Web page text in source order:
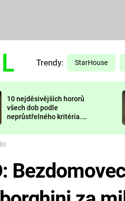
PREDÁTOR
Trendy: StarHouse
10 nejděsivějších hororů
všech dob podle
neprůstřelného kritéria.
nejvíc zvednou tep?